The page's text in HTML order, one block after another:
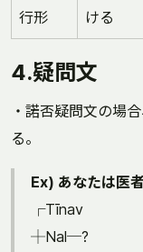
行形
ける
4.疑問文
・諾否疑問文の場
る。
Ex) あなたは医
┌Tīnav
┼Nal─?